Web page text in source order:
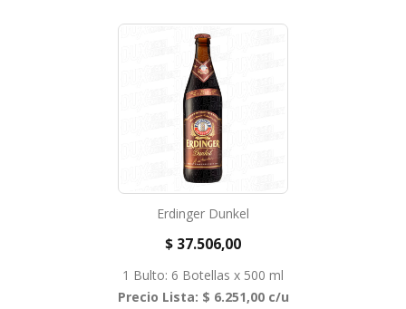
Erdinger Dunkel
$ 37.506,00
1 Bulto: 6 Botellas x 500 ml
Precio Lista: $ 6.251,00 c/u